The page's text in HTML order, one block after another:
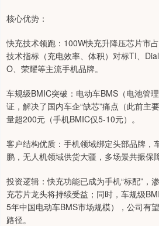
核心优势：
快充技术领跑：100W快充升降压芯片市
技术指标（充电效率、体积）对标TI、
O、荣耀等主流手机品牌。
车规级BMIC突破：电动车BMS（电池管
证，解决了国内车企“缺芯”痛点（此前主
量超200元（手机BMIC仅5-10元）。
客户结构优质：手机领域绑定头部品牌，
鹏，无人机领域供货大疆，多场景共振保
投资逻辑：快充功能已成为手机“标配”，
充芯片龙头将持续受益；同时，车规级
5年中国电动车BMS市场规模），公司有
路径。